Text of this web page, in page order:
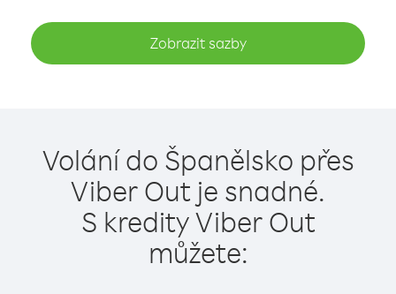
Zobrazit sazby
Volání do Španělsko přes
Viber Out je snadné.
S kredity Viber Out
můžete: